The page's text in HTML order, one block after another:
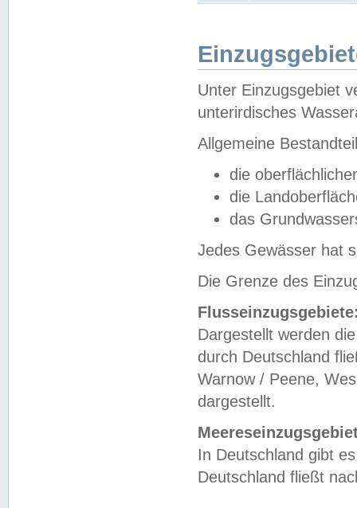
Unter Einzugsgebiet
unterirdisches
Allgemeine
die
die
das
Jedes Gewässer hat
Die Grenze des
Dargestellt werden
durch Deutschland
Warnow / Peene,
dargestellt.
In Deutschland gibt
Deutschland fließt